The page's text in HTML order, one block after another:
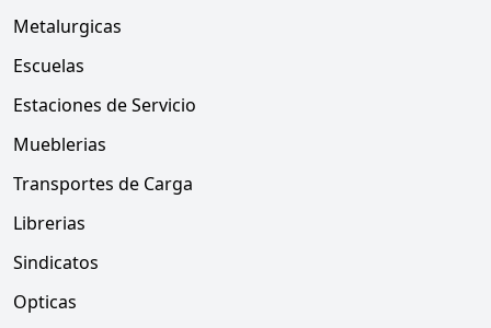
Metalurgicas
Escuelas
Estaciones de Servicio
Mueblerias
Transportes de Carga
Librerias
Sindicatos
Opticas